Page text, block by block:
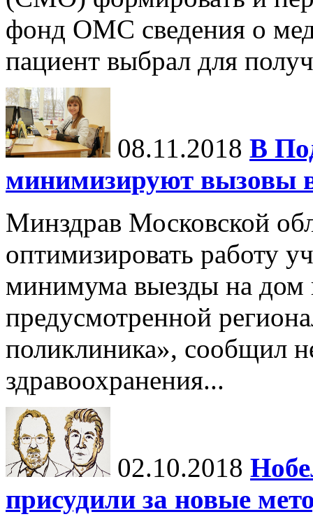
фонд ОМС сведения о
пациент выбрал для
08.11.2018 В
минимизируют вызовы
Минздрав Московской
оптимизировать работу
минимума выезды на дом
предусмотренной
поликлиника», сообщил
здравоохранения...
02.10.2018
присудили за новые